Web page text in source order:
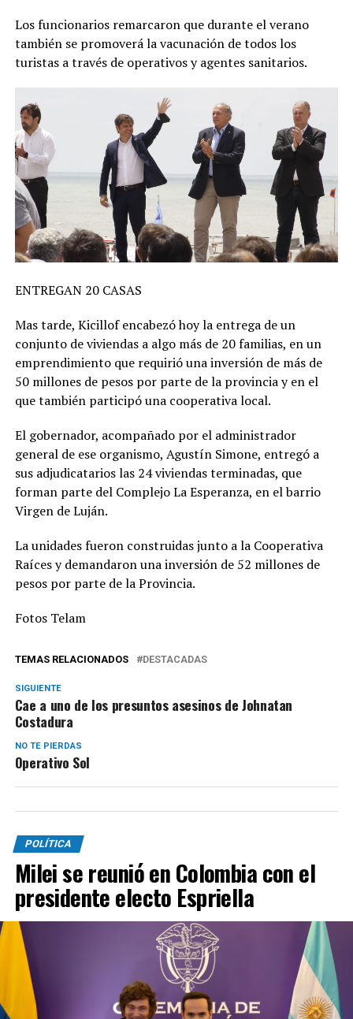
Los funcionarios remarcaron que durante el verano
también se promoverá la vacunación de todos los
turistas a través de operativos y agentes sanitarios.
ENTREGAN 20 CASAS
Mas tarde, Kicillof encabezó hoy la entrega de un
conjunto de viviendas a algo más de 20 familias, en un
emprendimiento que requirió una inversión de más de
50 millones de pesos por parte de la provincia y en el
que también participó una cooperativa local.
El gobernador, acompañado por el administrador
general de ese organismo, Agustín Simone, entregó a
sus adjudicatarios las 24 viviendas terminadas, que
forman parte del Complejo La Esperanza, en el barrio
Virgen de Luján.
La unidades fueron construidas junto a la Cooperativa
Raíces y demandaron una inversión de 52 millones de
pesos por parte de la Provincia.
Fotos Telam
TEMAS RELACIONADOS DESTACADAS
SIGUIENTE
Cae a uno de los presuntos asesinos de Johnatan
Costadura
NO TE PIERDAS
Operativo Sol
POLÍTICA
Milei se reunió en Colombia con el
presidente electo Espriella